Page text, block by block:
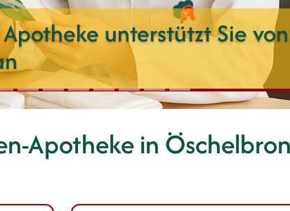
unterstützt Sie von
Apothekein